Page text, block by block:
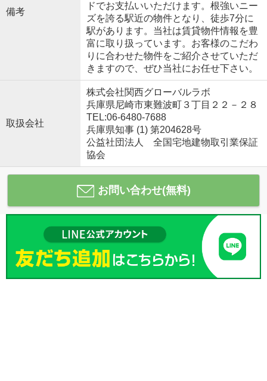
備考
ドでお支払いいただけます。根強いニー
ズを誇る駅近の物件となり、徒歩7分に
駅があります。当社は賃貸物件情報を豊
富に取り扱っています。お客様のこだわ
りに合わせた物件をご紹介させていただ
きますので、ぜひ当社にお任せ下さい。
取扱会社
株式会社関西グローバルラボ
兵庫県尼崎市東難波町３丁目２２－２８
TEL:06-6480-7688
兵庫県知事 (1) 第204628号
公益社団法人 全国宅地建物取引業保証
協会
お問い合わせ(無料)